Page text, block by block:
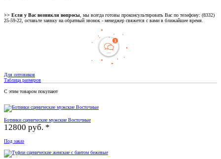
>> Если у Вас возникли вопросы, мы всегда готовы проконсультировать Вас по телефону: (8332)
25-59-22, оставьте заявку на обратный звонок - менеджер свяжется с вами в ближайшее время.
Для оптовиков
Таблица размеров
С этим товаром покупают
Ботинки сценические мужские Восточные
12800 руб. *
Под заказ